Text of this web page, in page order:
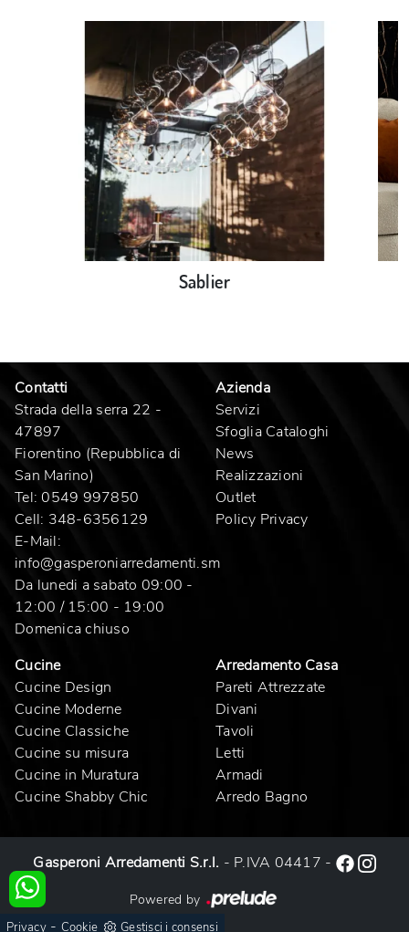
Sablier
Contatti
Strada della serra 22 -
47897
Fiorentino (Repubblica di
San Marino)
Tel: 0549 997850
Cell: 348-6356129
E-Mail:
info@gasperoniarredamenti.sm
Da lunedi a sabato 09:00 -
12:00 / 15:00 - 19:00
Domenica chiuso
Azienda
Servizi
Sfoglia Cataloghi
News
Realizzazioni
Outlet
Policy Privacy
Cucine
Cucine Design
Cucine Moderne
Cucine Classiche
Cucine su misura
Cucine in Muratura
Cucine Shabby Chic
Arredamento Casa
Pareti Attrezzate
Divani
Tavoli
Letti
Armadi
Arredo Bagno
Gasperoni Arredamenti S.r.l. - P.IVA 04417 -
Powered by
Privacy- Cookie Gestisci i consensi